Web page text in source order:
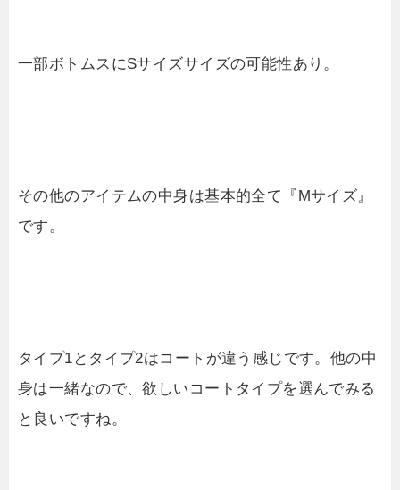
一部ボトムスにSサイズサイズの可能性あり。
その他のアイテムの中身は基本的全て『Mサイズ』
です。
タイプ1とタイプ2はコートが違う感じです。他の中
身は一緒なので、欲しいコートタイプを選んでみる
と良いですね。